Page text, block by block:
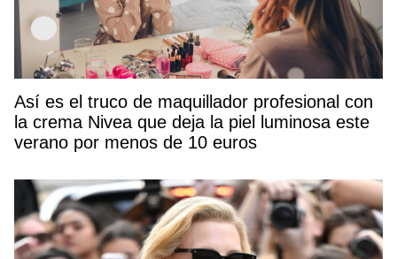
Así es el truco de maquillador profesional con
la crema Nivea que deja la piel luminosa este
verano por menos de 10 euros